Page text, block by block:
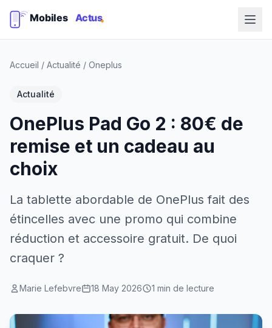
Accueil / Actualité / Oneplus
Actualité
OnePlus Pad Go 2 : 80€ de
remise et un cadeau au
choix
La tablette abordable de OnePlus fait des
étincelles avec une promo qui combine
réduction et accessoire gratuit. De quoi
craquer ?
Marie Lefebvre 18 May 2026 1 min de lecture